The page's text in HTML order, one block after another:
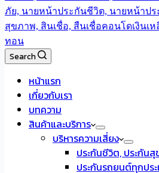
Search
หน้าแรก
เกี่ยวกับเรา
บทความ
สินค้าและบริการ
บริหารความเสี่ยง
ประกันชีวิต, ประกัน
ประกันรถยนต์ทุกปร